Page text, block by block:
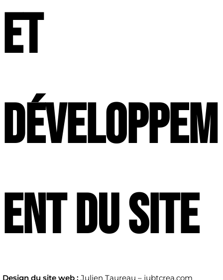
et
développem
ent du site
Design du site web : Julien Taureau – jubtcrea.com